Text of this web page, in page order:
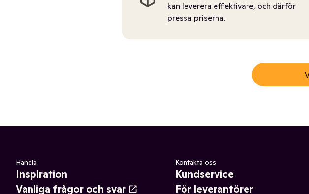
kan leverera effektivare, och därför
pressa priserna.
Handla
Inspiration
Vanliga frågor och svar
Kontakta oss
Kundservice
För leverantörer